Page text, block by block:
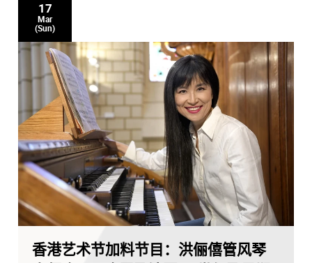
17
Mar
(Sun)
香港艺术节加料节目：洪俪僖管风琴